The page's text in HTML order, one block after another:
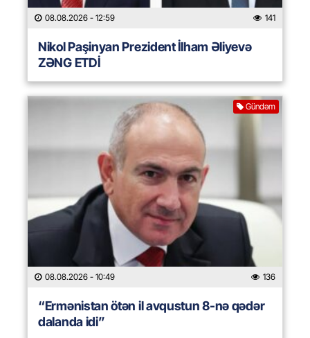
08.08.2026 - 12:59 141
Nikol Paşinyan Prezident İlham Əliyevə
ZƏNG ETDİ
Gündəm
08.08.2026 - 10:49 136
“Ermənistan ötən il avqustun 8-nə qədər
dalanda idi”